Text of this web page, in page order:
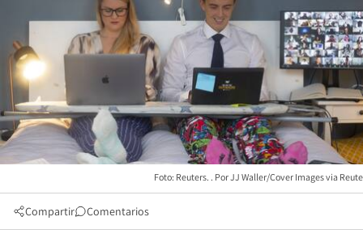
Foto: Reuters. JJ Waller/Cover Images via Reute
Compartir Comentarios